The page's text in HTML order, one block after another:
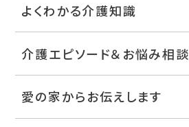
よくわかる介護知識
介護エピソード＆お悩み相談
愛の家からお伝えします